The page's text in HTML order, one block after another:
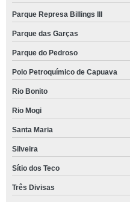
Parque Represa Billings III
Parque das Garças
Parque do Pedroso
Polo Petroquímico de Capuava
Rio Bonito
Rio Mogi
Santa Maria
Silveira
Sítio dos Teco
Três Divisas